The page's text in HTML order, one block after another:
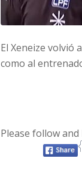
El Xeneize
como al
Please follow and